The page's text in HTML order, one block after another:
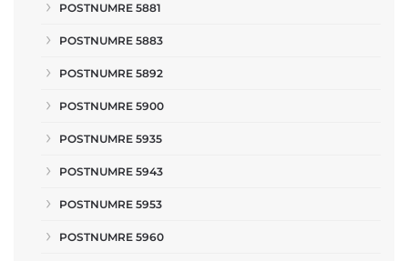
POSTNUMRE 5881
POSTNUMRE 5883
POSTNUMRE 5892
POSTNUMRE 5900
POSTNUMRE 5935
POSTNUMRE 5943
POSTNUMRE 5953
POSTNUMRE 5960